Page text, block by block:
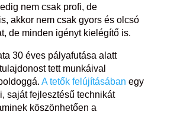
nem csak profi, de
akkor nem csak gyors és olcsó
de minden igényt kielégítő is.
30 éves pályafutása alatt
tett munkáival
A tetők felújításában egy
saját fejlesztésű technikát
köszönhetően a